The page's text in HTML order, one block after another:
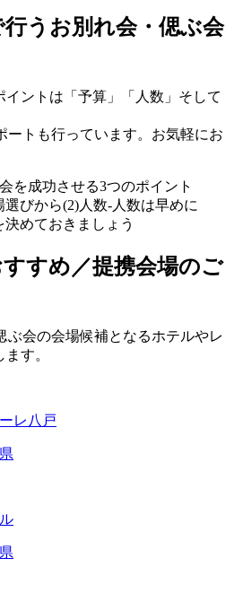
う お別れ会・偲ぶ会
ントは「予算」「人数」そして
ートも行っています。お気軽にお
すめ／提携会場のご
ぶ会の会場候補となるホテルやレ
す。
レ八戸